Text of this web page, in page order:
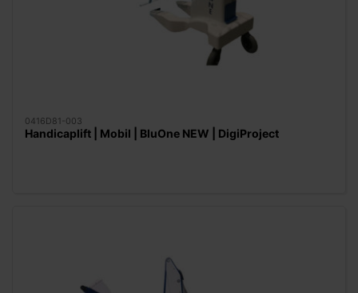
0416D81-003
Handicaplift | Mobil | BluOne NEW | DigiProject